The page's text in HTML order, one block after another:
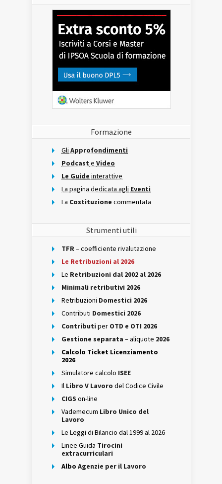
Formazione
Gli Approfondimenti
Podcast e Video
Le Guide interattive
La pagina dedicata agli Eventi
La Costituzione commentata
Strumenti utili
TFR– coefficiente rivalutazione
Le Retribuzioni al 2026
Le Retribuzioni dal 2002 al 2026
Minimali retributivi 2026
Retribuzioni Domestici 2026
Contributi Domestici 2026
Contributi per OTD e OTI 2026
Gestione separata – aliquote 2026
Calcolo Ticket Licenziamento
2026
Simulatore calcolo ISEE
Il Libro V Lavoro del Codice Civile
CIGS on-line
Vademecum Libro Unico del
Lavoro
Le Leggi di Bilancio dal 1999 al 2026
Linee Guida Tirocini
extracurriculari
Albo Agenzie per il Lavoro